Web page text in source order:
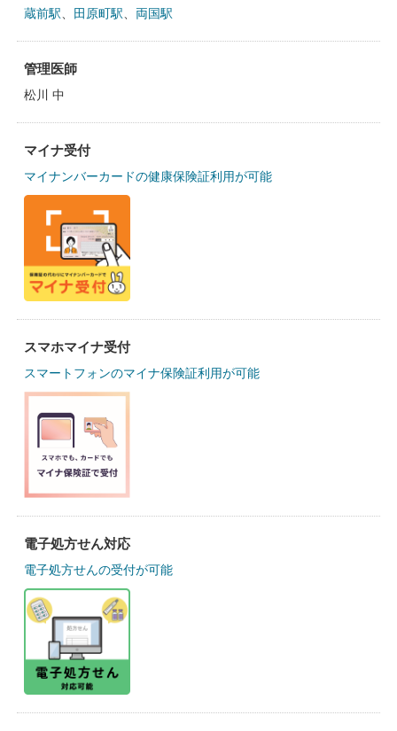
蔵前駅 田原町駅 両国駅
管理医師
松川 中
マイナ受付
マイナンバーカードの健康保険証利用が可能
スマホマイナ受付
スマートフォンのマイナ保険証利用が可能
電子処方せん対応
電子処方せんの受付が可能